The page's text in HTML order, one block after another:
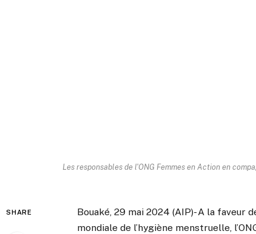
Les responsables de l'ONG Femmes en Action en
SHARE
Bouaké, 29 mai 2024 (AIP)- A la faveur
mondiale de l’hygiène menstruelle,